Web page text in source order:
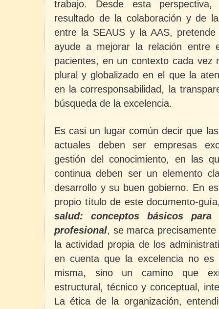
trabajo. Desde esta
resultado de la colaboración y de
entre la SEAUS y la AAS,
ayude a mejorar la relación entre
pacientes, en un contexto cada vez
plural y globalizado en el que la
en la corresponsabilidad, la
búsqueda de la excelencia.
Es casi un lugar común decir que
actuales deben ser empresas
gestión del conocimiento, en las
continua deben ser un elemento
desarrollo y su buen gobierno. En
propio título de este documento-
salud: conceptos básicos para
profesional, se marca
la actividad propia de los
en cuenta que la excelencia no
misma, sino un camino que
estructural, técnico y conceptual,
La ética de la organización,